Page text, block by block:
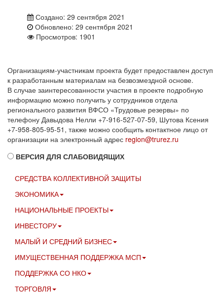
Создано: 29 сентября 2021
Обновлено: 29 сентября 2021
Просмотров: 1901
Организациям-участникам проекта будет предоставлен доступ
к разработанным материалам на безвозмездной основе.
В случае заинтересованности участия в проекте подробную
информацию можно получить у сотрудников отдела
регионального развития ВФСО «Трудовые резервы» по
телефону Давыдова Нелли +7-916-527-07-59, Шутова Ксения
+7-958-805-95-51, также можно сообщить контактное лицо от
организации на электронный адрес region@trurez.ru
ВЕРСИЯ ДЛЯ СЛАБОВИДЯЩИХ
СРЕДСТВА КОЛЛЕКТИВНОЙ ЗАЩИТЫ
ЭКОНОМИКА
НАЦИОНАЛЬНЫЕ ПРОЕКТЫ
ИНВЕСТОРУ
МАЛЫЙ И СРЕДНИЙ БИЗНЕС
ИМУЩЕСТВЕННАЯ ПОДДЕРЖКА МСП
ПОДДЕРЖКА СО НКО
ТОРГОВЛЯ